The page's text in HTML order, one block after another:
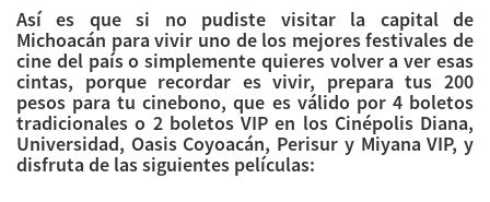
Así es que si no pudiste visitar la capital de
Michoacán para vivir uno de los mejores festivales de
cine del país o simplemente quieres volver a ver esas
cintas, porque recordar es vivir, prepara tus 200
pesos para tu cinebono, que es válido por 4 boletos
tradicionales o 2 boletos VIP en los Cinépolis Diana,
Universidad, Oasis Coyoacán, Perisur y Miyana VIP, y
disfruta de las siguientes películas: